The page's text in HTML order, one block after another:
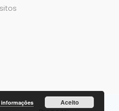
Aceito